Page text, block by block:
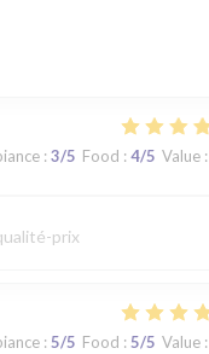
: 3/5 Food : 4/5 Value:
prix
: 5/5 Food : 5/5 Value: